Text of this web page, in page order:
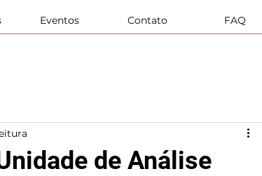
Eventos Contato FAQ
de Análise